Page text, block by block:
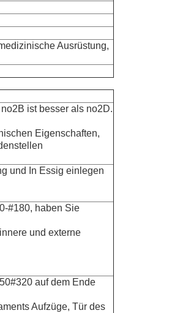
Ausrüstung,
ist besser als no2D.
Eigenschaften,
und In Essig einlegen
#180, haben Sie
und externe
auf dem Ende
Aufzüge, Tür des